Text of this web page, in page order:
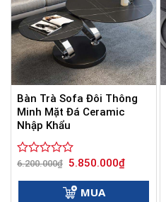
Bàn Trà Sofa Đôi Thông
Minh Mặt Đá Ceramic
Nhập Khẩu
Được
6.200.000₫ Giá
gốc
là:
6.200.000₫.
5.850.000₫Giá
hiện
tại
MUA